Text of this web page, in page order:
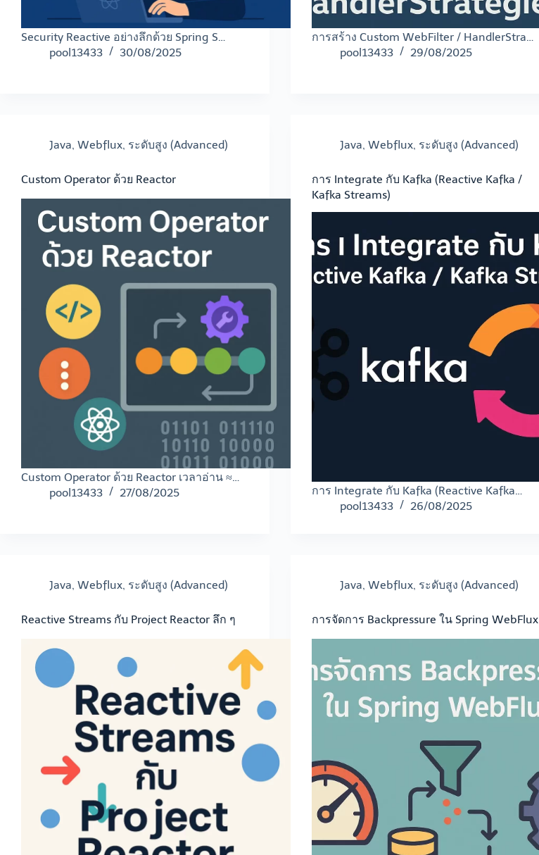
Security Reactive อย่างลึกด้วย Spring S…
pool13433
30/08/2025
การสร้าง Custom WebFilter / HandlerStra…
pool13433
29/08/2025
Java, Webflux, ระดับสูง (Advanced)
Custom Operator ด้วย Reactor
Custom Operator ด้วย Reactor เวลาอ่าน ≈…
pool13433
27/08/2025
Java,Webflux, ระดับสูง (Advanced)
การ Integrate กับ Kafka (Reactive Kafka /
Kafka Streams)
การ Integrate กับ Kafka (Reactive Kafka…
pool13433
26/08/2025
Java, Webflux, ระดับสูง (Advanced)
Reactive Streams กับ Project Reactor ลึก ๆ
Java,Webflux, ระดับสูง (Advanced)
การจัดการ Backpressure ใน Spring WebFlux